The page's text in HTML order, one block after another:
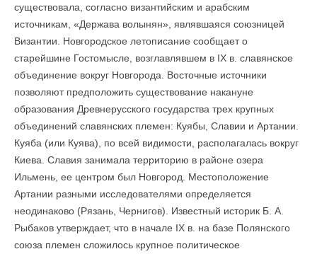
существовала, согласно византийским и арабским
источникам, «Держава волынян», являвшаяся союзницей
Византии. Новгородское летописание сообщает о
старейшине Гостомысле, возглавлявшем в IX в. славянское
объединение вокруг Новгорода. Восточные источники
позволяют предположить существование накануне
образования Древнерусского государства трех крупных
объединений славянских племен: Куябы, Славии и Артании.
Куяба (или Куява), по всей видимости, располагалась вокруг
Киева. Славия занимала территорию в районе озера
Ильмень, ее центром был Новгород. Местоположение
Артании разными исследователями определяется
неодинаково (Рязань, Чернигов). Известный историк Б. А.
Рыбаков утверждает, что в начале IX в. на базе Полянского
союза племен сложилось крупное политическое